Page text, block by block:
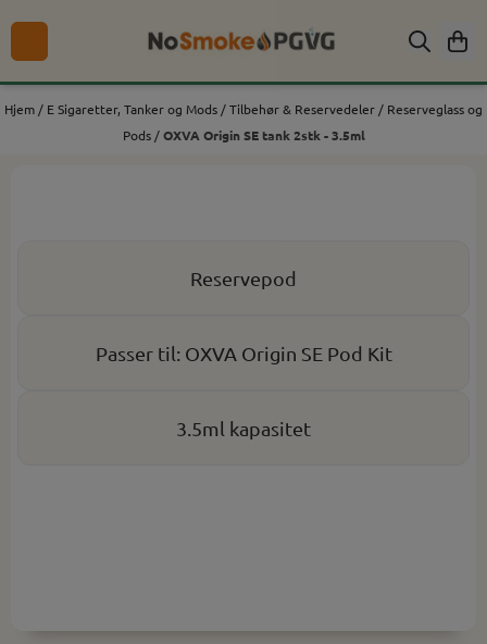
Hopp til innhold
Hjem / E Sigaretter, Tanker og Mods /Tilbehør & Reservedeler / Reserveglass og
Pods /OXVA Origin SE tank 2stk - 3.5ml
Reservepod
Passer til: OXVA Origin SE Pod Kit
3.5ml kapasitet